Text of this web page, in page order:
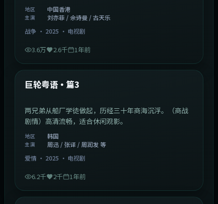
地区 中国香港
主演
刘亦菲 / 佘诗曼 / 古天乐
战争 · 2025 · 电视剧
3.6万 2.6千 1年前
最新
巨轮粤语·篇3
两兄弟从船厂学徒做起，历经三十年商海沉浮。（商战
剧情）高清流畅，适合休闲观影。
地区 韩国
主演
周迅 / 张译 / 周润发 等
爱情· 2025 · 电视剧
6.2千 2千 1年前